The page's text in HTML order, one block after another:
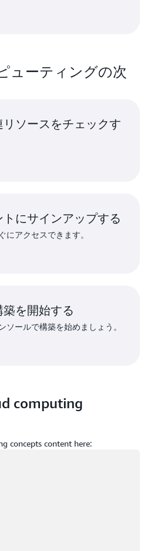
ューティングの次
ソースをチェックす
にサインアップする
にアクセスできます。
を開始する
ソールで構築を始めましょう。
computing
concepts content here: